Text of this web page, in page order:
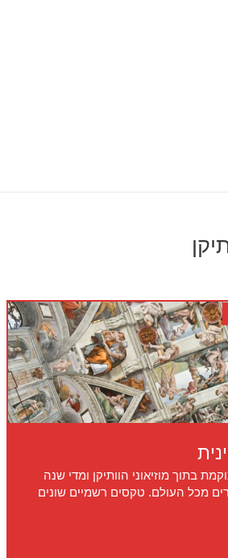
בתוך מוזיאוני הוותיקן ומדי שנה
מכל העולם. טקסים רשמיים שונים